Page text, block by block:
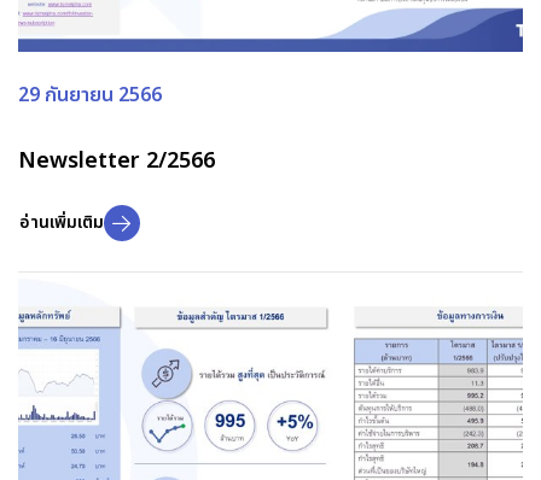
29 กันยายน 2566
Newsletter 2/2566
อ่านเพิ่มเติม